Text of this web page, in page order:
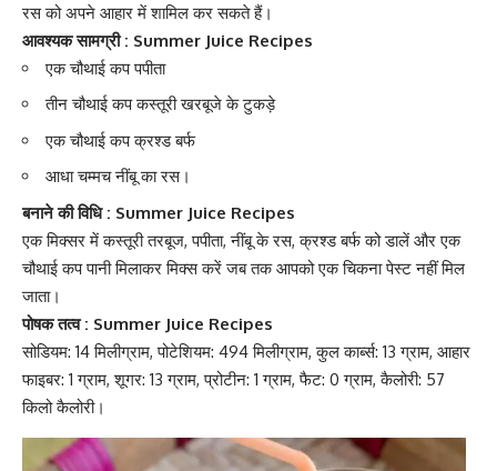
रस को अपने आहार में शामिल कर सकते हैं।
आवश्यक सामग्री : Summer Juice Recipes
एक चौथाई कप पपीता
तीन चौथाई कप कस्तूरीखरबूजे के टुकड़े
एक चौथाई कप क्रश्ड बर्फ
आधा चम्मच नींबू का रस।
बनाने की विधि : Summer Juice Recipes
एक मिक्सर में कस्तूरी तरबूज, पपीता, नींबू के रस, क्रश्ड बर्फ को डालें और एक
चौथाई कप पानी मिलाकर मिक्स करें जब तक आपको एक चिकना पेस्ट नहीं मिल
जाता।
पोषक तत्व : Summer Juice Recipes
सोडियम: 14 मिलीग्राम, पोटेशियम: 494 मिलीग्राम, कुल कार्ब्स: 13 ग्राम, आहार
फाइबर: 1 ग्राम, शूगर: 13 ग्राम, प्रोटीन: 1 ग्राम, फैट: 0 ग्राम, कैलोरी: 57
किलो कैलोरी।